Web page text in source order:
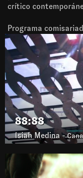
crítico
Programa
88:88
Isiah Medina -